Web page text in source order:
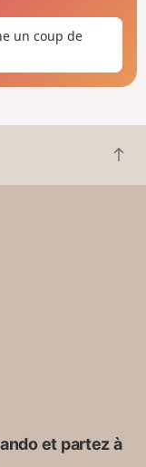
un coup de
R
e
et partez à